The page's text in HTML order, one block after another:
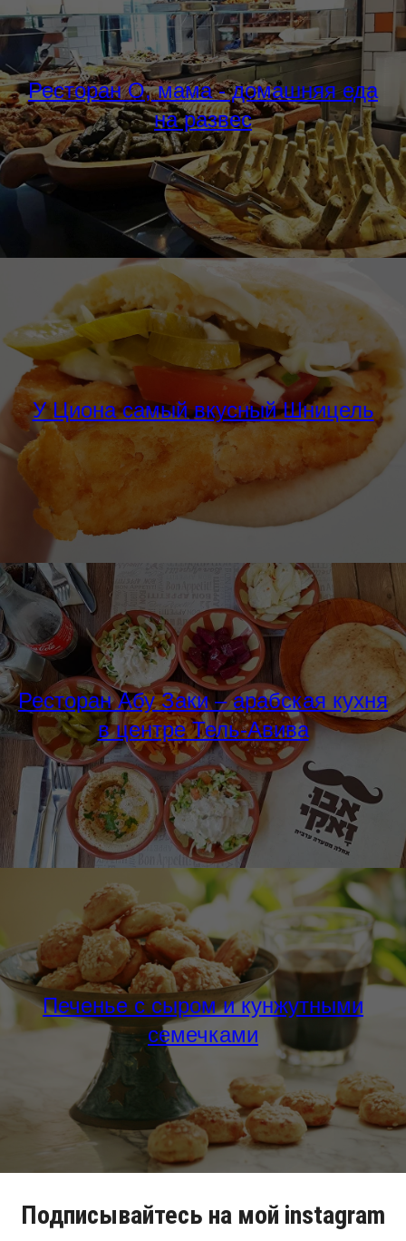
Ресторан О, мама - домашняя еда
на развес
У Циона самый вкусный Шницель
Ресторан Абу Заки – арабская кухня
в центре Тель-Авива
Печенье с сыром и кунжутными
семечками
Подписывайтесь на мой instagram